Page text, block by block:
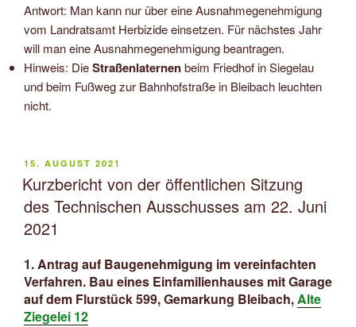
Antwort: Man kann nur über eine Ausnahmegenehmigung
vom Landratsamt Herbizide einsetzen. Für nächstes Jahr
will man eine Ausnahmegenehmigung beantragen.
Hinweis: DieStraßenlaternenbeim Friedhof in Siegelau
und beim Fußweg zur Bahnhofstraße in Bleibach leuchten
nicht.
VERÖFFENTLICHT
AM
15. AUGUST 2021
Kurzbericht von der öffentlichen Sitzung
des Technischen Ausschusses am 22. Juni
2021
1. Antrag auf Baugenehmigung im vereinfachten
Verfahren. Bau eines Einfamilienhauses mit Garage
auf dem Flurstück 599, Gemarkung Bleibach,Alte
Ziegelei 12